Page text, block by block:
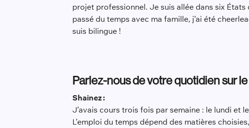
projet professionnel. Je suis allée dans six
passé du temps avec ma famille, j’ai été
suis bilingue !
Parlez-nous de votre quotidien sur
Shainez :
J’avais cours trois fois par semaine : le lundi et
L’emploi du temps dépend des matières